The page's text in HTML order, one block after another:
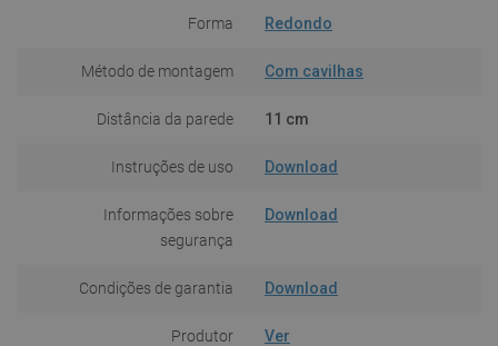
Forma Redondo
Método de montagem Com cavilhas
Distância da parede 11 cm
Instruções de uso Download
Informações sobre
segurança
Download
Condições de garantia Download
Produtor Ver